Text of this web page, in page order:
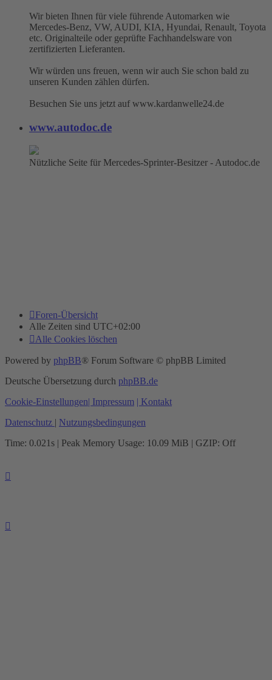
Wir bieten Ihnen für viele führende Automarken wie
Mercedes-Benz, VW, AUDI, KIA, Hyundai, Renault, Toyota
etc. Originalteile oder geprüfte Fachhandelsware von
zertifizierten Lieferanten.
Wir würden uns freuen, wenn wir auch Sie schon bald zu
unseren Kunden zählen dürfen.
Besuchen Sie uns jetzt auf www.kardanwelle24.de
www.autodoc.de
Nützliche Seite für Mercedes-Sprinter-Besitzer - Autodoc.de
Foren-Übersicht
Alle Zeiten sind UTC+02:00
Alle Cookies löschen
Powered by phpBB® Forum Software © phpBB Limited
Deutsche Übersetzung durch phpBB.de
Cookie-Einstellungen| Impressum | Kontakt
Datenschutz | Nutzungsbedingungen
Time: 0.021s | Peak Memory Usage: 10.09 MiB | GZIP: Off